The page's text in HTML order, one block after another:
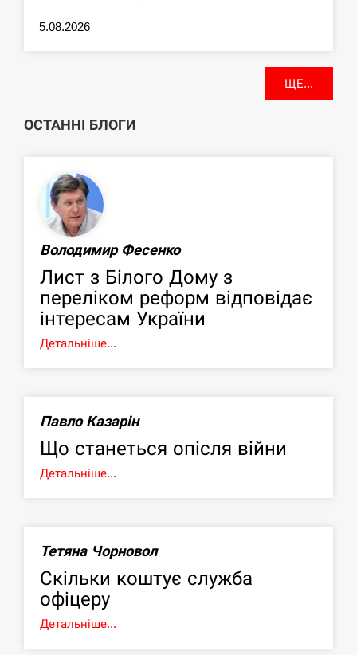
5.08.2026
ЩЕ...
ОСТАННІ БЛОГИ
Володимир Фесенко
Лист з Білого Дому з
переліком реформ відповідає
інтересам України
Детальніше...
Павло Казарін
Що станеться опісля війни
Детальніше...
Тетяна Чорновол
Скільки коштує служба
офіцеру
Детальніше...